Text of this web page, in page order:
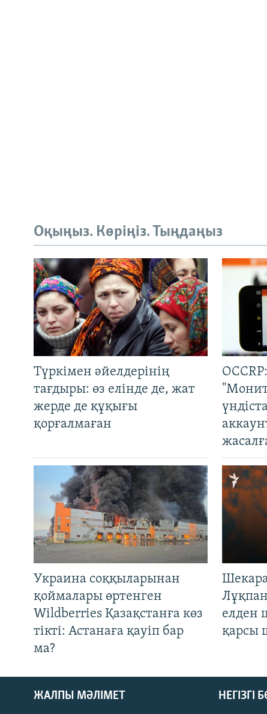
Оқыңыз. Көріңіз. Тыңдаңыз
Түркімен әйелдерінің
тағдыры: өз елінде де, жат
жерде де құқығы
қорғалмаған
Украина соққыларынан
қоймалары өртенген
Wildberries Қазақстанға көз
тікті: Астанаға қауіп бар
ма?
елден
қарсы
ЖАЛПЫ МӘЛІМЕТ НЕГІЗГІ